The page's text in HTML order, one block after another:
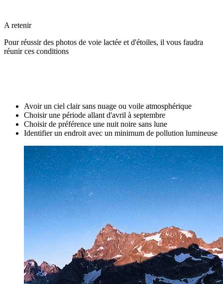
A retenir
Pour réussir des photos de voie lactée et d'étoiles, il vous faudra
réunir ces conditions
Avoir un ciel clair sans nuage ou voile atmosphérique
Choisir une période allant d'avril à septembre
Choisir de préférence une nuit noire sans lune
Identifier un endroit avec un minimum de pollution lumineuse